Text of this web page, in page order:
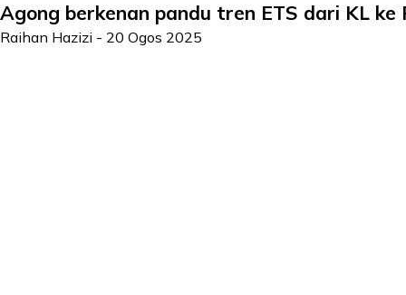
Agong berkenan pandu tren ETS dari KL ke
Raihan Hazizi - 20 Ogos 2025